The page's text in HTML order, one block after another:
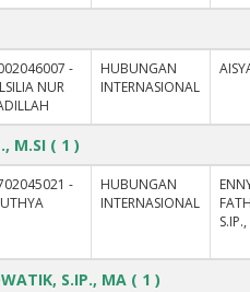
-
NUR
HUBUNGAN
INTERNASIONAL
M.SI ( 1 )
-
HUBUNGAN
INTERNASIONAL
S.IP., MA ( 1 )